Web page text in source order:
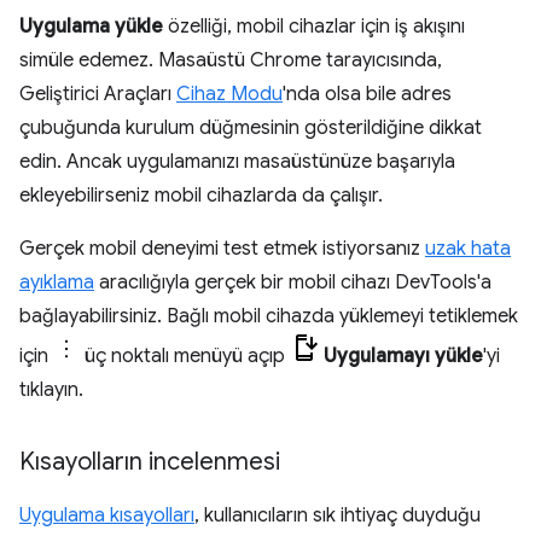
Uygulama yükle özelliği, mobil cihazlar için iş akışını
simüle edemez. Masaüstü Chrome tarayıcısında,
Geliştirici Araçları Cihaz Modu'nda olsa bile adres
çubuğunda kurulum düğmesinin gösterildiğine dikkat
edin. Ancak uygulamanızı masaüstünüze başarıyla
ekleyebilirseniz mobil cihazlarda da çalışır.
Gerçek mobil deneyimi test etmek istiyorsanız uzak hata
ayıklama aracılığıyla gerçek bir mobil cihazı DevTools'a
bağlayabilirsiniz. Bağlı mobil cihazda yüklemeyi tetiklemek
için
üç noktalı menüyü açıp Uygulamayı yükle'yi
tıklayın.
Kısayolların incelenmesi
Uygulama kısayolları, kullanıcıların sık ihtiyaç duyduğu